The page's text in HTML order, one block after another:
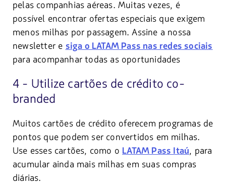
pelas companhias aéreas. Muitas vezes, é
possível encontrar ofertas especiais que exigem
menos milhas por passagem. Assine a nossa
newsletter e siga o LATAM Pass nas redes sociais
para acompanhar todas as oportunidades
4 - Utilize cartões de crédito co-
branded
Muitos cartões de crédito oferecem programas de
pontos que podem ser convertidos em milhas.
Use esses cartões, como o LATAM Pass Itaú, para
acumular ainda mais milhas em suas compras
diárias.